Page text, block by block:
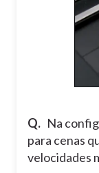
Q. Na
para cenas
velocidades